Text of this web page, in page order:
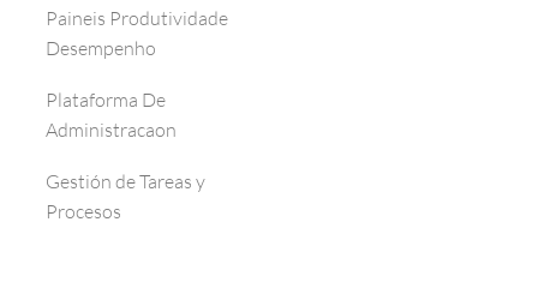
Paineis Produtividade
Desempenho
Plataforma De
Administracaon
Gestión de Tareas y
Procesos